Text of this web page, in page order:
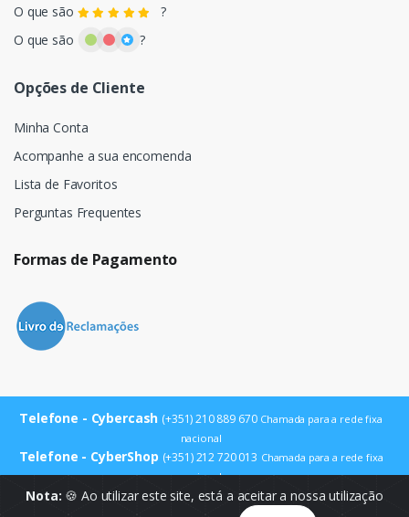
O que são
?
O que são
?
Opções de Cliente
Minha Conta
Acompanhe a sua encomenda
Lista de Favoritos
Perguntas Frequentes
Formas de Pagamento
Telefone - Cybercash (+351) 210 889 670 Chamada para a rede fixa
nacional
Telefone - CyberShop (+351) 212 720 013 Chamada para a rede fixa
nacional
E-mail info@cybercash.pt
Nota: 🍪 Ao utilizar este site, está a aceitar a nossa utilização